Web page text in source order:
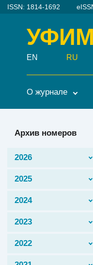
ISSN: 1814-1692
EN RU
О журнале
Архив номеров
2026
2025
2024
2023
2022